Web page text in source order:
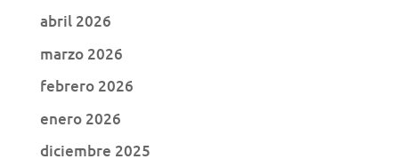
abril 2026
marzo 2026
febrero 2026
enero 2026
diciembre 2025